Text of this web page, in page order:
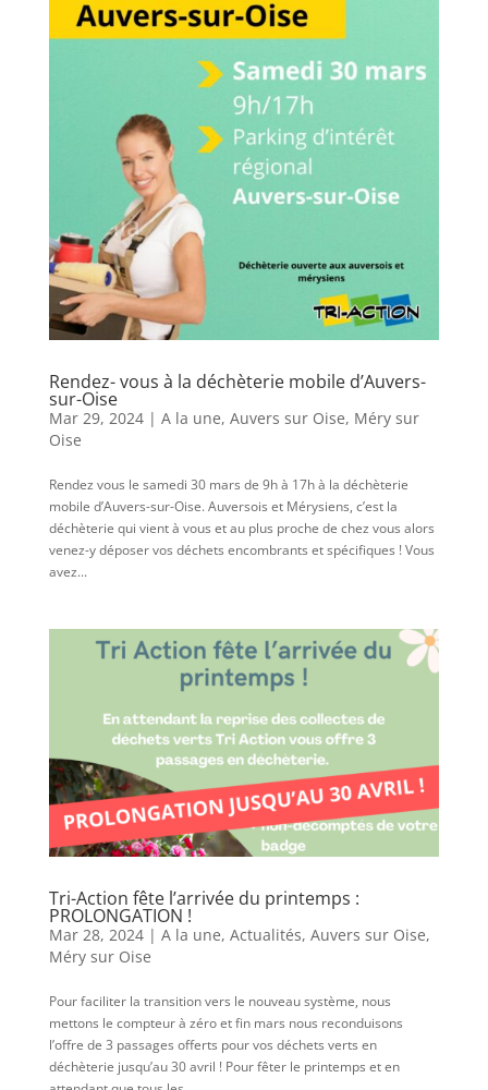
Rendez- vous à la déchèterie mobile d’Auvers-
sur-Oise
Mar 29, 2024| A la une, Auvers sur Oise, Méry sur
Oise
Rendez vous le samedi 30 mars de 9h à 17h à la déchèterie
mobile d’Auvers-sur-Oise. Auversois et Mérysiens, c’est la
déchèterie qui vient à vous et au plus proche de chez vous alors
venez-y déposer vos déchets encombrants et spécifiques ! Vous
avez...
Tri-Action fête l’arrivée du printemps :
PROLONGATION !
Mar 28, 2024| A la une, Actualités, Auvers sur Oise,
Méry sur Oise
Pour faciliter la transition vers le nouveau système, nous
mettons le compteur à zéro et fin mars nous reconduisons
l’offre de 3 passages offerts pour vos déchets verts en
déchèterie jusqu’au 30 avril ! Pour fêter le printemps et en